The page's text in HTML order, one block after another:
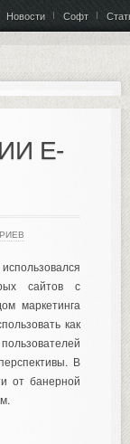
Новости Софт
E-
сайтов с
маркетинга
как
В
от банерной